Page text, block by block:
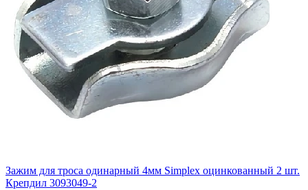
Зажим для троса одинарный 4мм Simplex оцинкованный 2 шт.
Крепдил 3093049-2